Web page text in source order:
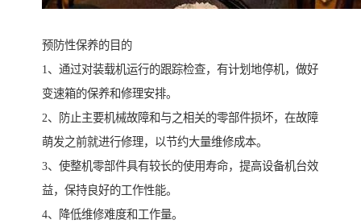
预防性保养的目的
1、通过对装载机运行的跟踪检查，有计划地停机，做好
变速箱的保养和修理安排。
2、防止主要机械故障和与之相关的零部件损坏，在故障
萌发之前就进行修理，以节约大量维修成本。
3、使整机零部件具有较长的使用寿命，提高设备机台效
益，保持良好的工作性能。
4、降低维修难度和工作量。